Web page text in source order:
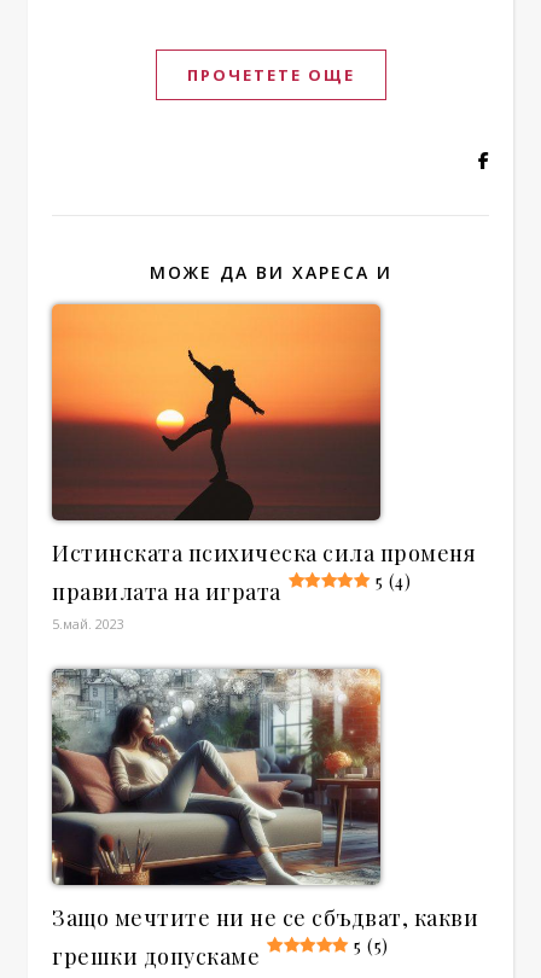
ПРОЧЕТЕТЕ ОЩЕ
МОЖЕ ДА ВИ ХАРЕСА И
Истинската психическа сила променя
правилата на играта
5 (4)
5.май. 2023
Защо мечтите ни не се сбъдват, какви
грешки допускаме
5 (5)